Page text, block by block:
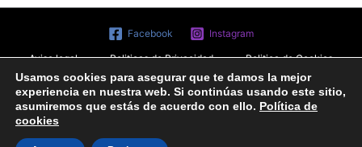
Las
elegir
en
Las
elegir
en
la
Facebook Instagram
Aviso legal Politicas de Privacidad
Politica de Cookies
Formulario de arrepentimiento
Copyright © 2020 Joyas Gabena
Usamos cookies para asegurar que te damos la mejor
experiencia en nuestra web. Si continúas usando este sitio,
asumiremos que estás de acuerdo con ello. Política de
cookies